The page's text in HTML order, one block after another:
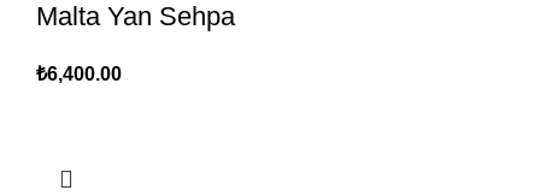
Malta Yan Sehpa
₺6,400.00